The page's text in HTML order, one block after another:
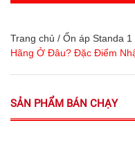
Trang chủ / Ổn áp Standa 1
Hãng Ở Đâu? Đặc Điểm
SẢN PHẨM BÁN CHẠY